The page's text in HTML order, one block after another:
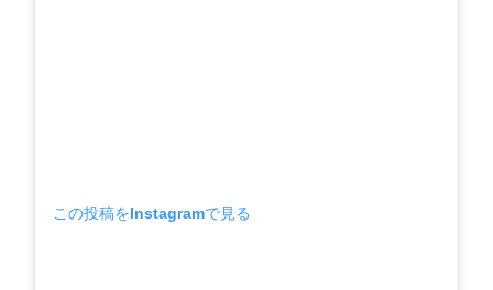
この投稿をInstagramで見る